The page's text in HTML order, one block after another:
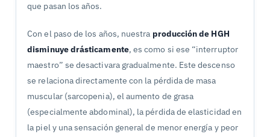
que pasan los años.
Con el paso de los años, nuestra producción de HGH
disminuye drásticamente, es como si ese “interruptor
maestro” se desactivara gradualmente. Este descenso
se relaciona directamente con la pérdida de masa
muscular (sarcopenia), el aumento de grasa
(especialmente abdominal), la pérdida de elasticidad en
la piel y una sensación general de menor energía y peor